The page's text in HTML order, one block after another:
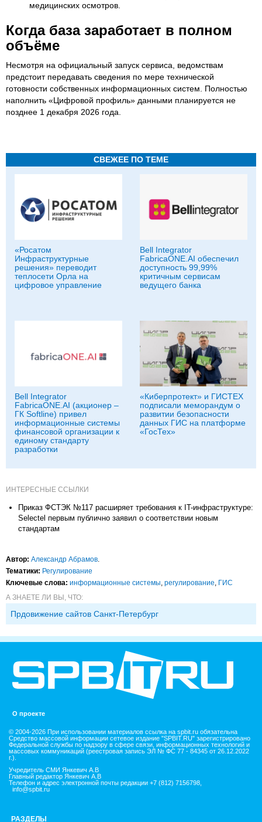
медицинских осмотров.
Когда база заработает в полном
объёме
Несмотря на официальный запуск сервиса, ведомствам
предстоит передавать сведения по мере технической
готовности собственных информационных систем. Полностью
наполнить «Цифровой профиль» данными планируется не
позднее 1 декабря 2026 года.
СВЕЖЕЕ ПО ТЕМЕ
«Росатом
Инфраструктурные
решения» переводит
теплосети Орла на
цифровое управление
Bell Integrator
FabricaONE.AI обеспечил
доступность 99,99%
критичным сервисам
ведущего банка
Bell Integrator
FabricaONE.AI (акционер –
ГК Softline) привел
информационные системы
финансовой организации к
единому стандарту
разработки
«Киберпротект» и ГИСТЕХ
подписали меморандум о
развитии безопасности
данных ГИС на платформе
«ГосТех»
ИНТЕРЕСНЫЕ ССЫЛКИ
Приказ ФСТЭК №117 расширяет требования к IT-инфраструктуре:
Selectel первым публично заявил о соответствии новым
стандартам
Автор: Александр Абрамов.
Тематики: Регулирование
Ключевые слова: информационные системы, регулирование, ГИС
А ЗНАЕТЕ ЛИ ВЫ, ЧТО:
Прдовижение сайтов Санкт-Петербург
О проекте
© 2004-2026 При использовании материалов ссылка на spbit.ru обязательна
Средство массовой информации сетевое издание "SPBIT.RU" зарегистрировано
Федеральной службы по надзору в сфере связи, информационных технологий и
массовых коммуникаций (реестровая запись ЭЛ № ФС 77 - 84345 от 26.12.2022
г.).
Учредитель СМИ Янкевич А.В
Главный редактор Янкевич А.В
Телефон и адрес электронной почты редакции +7 (812) 7156798,
info@spbit.ru
РАЗДЕЛЫ